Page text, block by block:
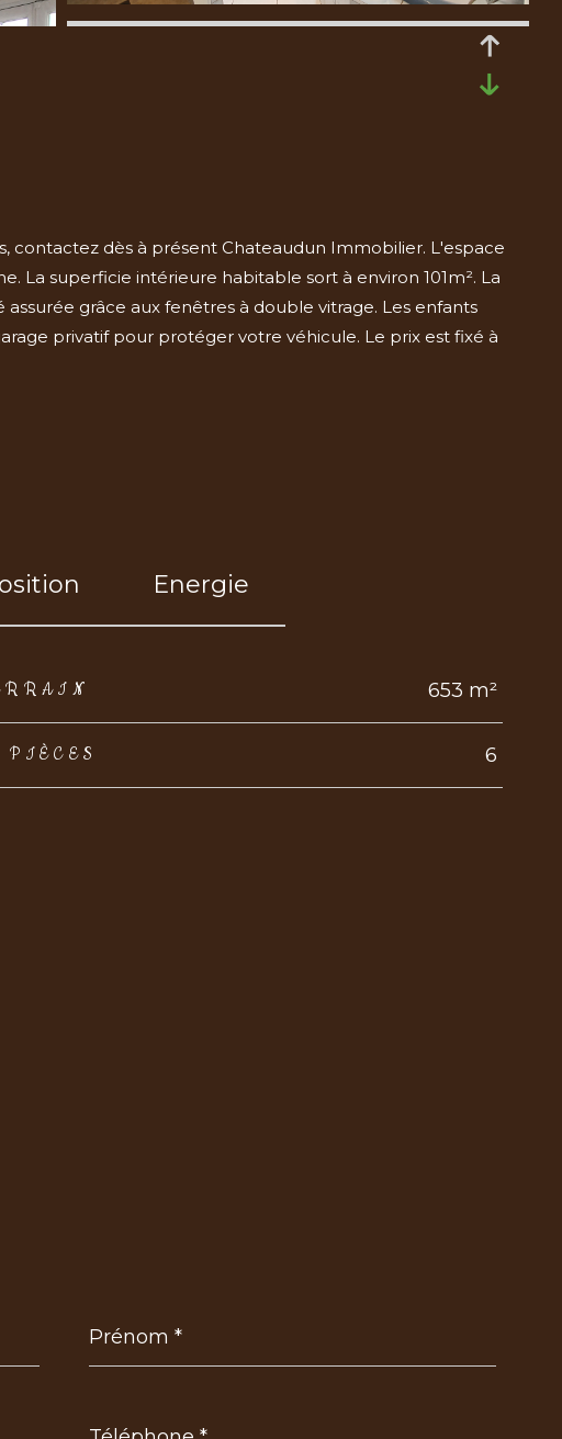
contactez dès à présent Chateaudun Immobilier. L'espace
La superficie intérieure habitable sort à environ 101m². La
grâce aux fenêtres à double vitrage. Les enfants
privatif pour protéger votre véhicule. Le prix est fixé à
Energie
653 m²
6
*
*